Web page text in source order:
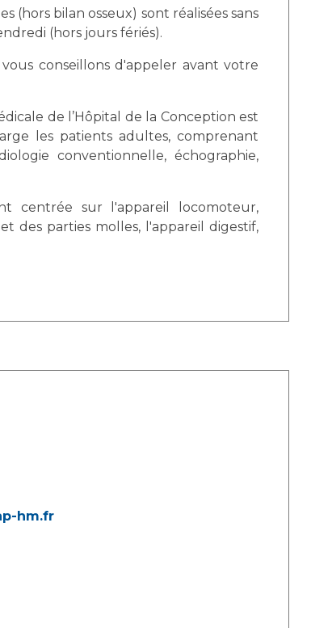
(hors bilan osseux) sont réalisées sans
(hors jours fériés).
conseillons d'appeler avant votre
de l’Hôpital de la Conception est
les patients adultes, comprenant
conventionnelle, échographie,
centrée sur l'appareil locomoteur,
des parties molles, l'appareil digestif,
hm.fr